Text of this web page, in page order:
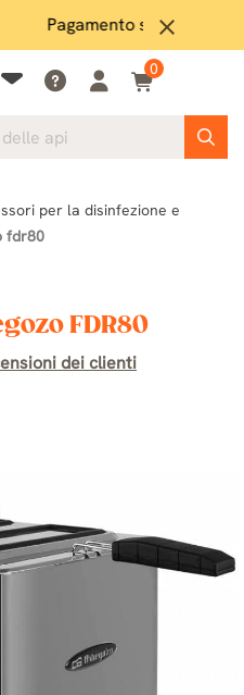
close
0
per la disinfezione e
fdr80
FDR80
dei clienti